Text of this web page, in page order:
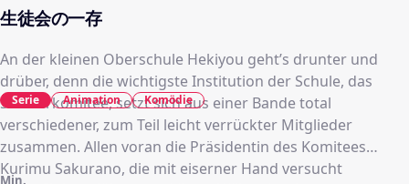
生徒会の一存
An der kleinen Oberschule Hekiyou geht’s drunter und
drüber, denn die wichtigste Institution der Schule, das
Schülerkomitee, setzt sich aus einer Bande total
verschiedener, zum Teil leicht verrückter Mitglieder
zusammen. Allen voran die Präsidentin des Komitees,
Kurimu Sakurano, die mit eiserner Hand versucht
Min.
Serie Animation Komödie